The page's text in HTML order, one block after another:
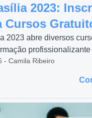
2023:
Cursos
2023 abre diversos
profissionalizante
- Camila Ribeiro